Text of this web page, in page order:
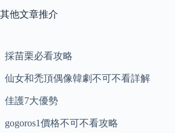
其他文章推介
採苗栗必看攻略
仙女和禿頂偶像韓劇不可不看詳解
佳護7大優勢
gogoros1價格不可不看攻略